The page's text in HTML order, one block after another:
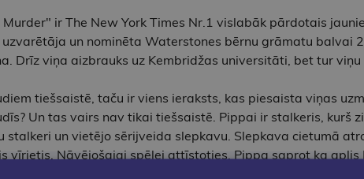
ir The New York Times Nr.1 vislabāk pārdotais
uzvarētāja un nominēta Waterstones bērnu grāmatu balvai
Drīz viņa aizbrauks uz Kembridžas universitāti, bet tur
tiešsaistē, taču ir viens ieraksts, kas piesaista viņas
Un tas vairs nav tikai tiešsaistē. Pippai ir stalkeris, kurš
un vietējo sērijveida slepkavu. Slepkava cietumā
vīrietis. Nāvējošajai spēlei attīstoties, Pippa saprot ka
kura pazudīs...